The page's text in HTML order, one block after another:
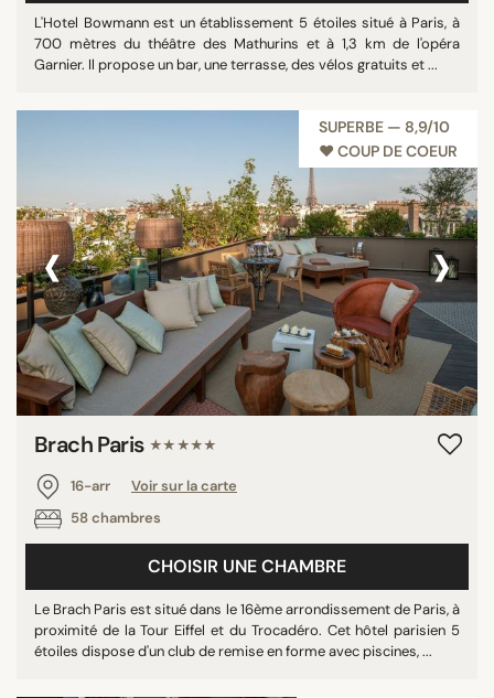
L'Hotel Bowmann est un établissement 5 étoiles situé à Paris, à
700 mètres du théâtre des Mathurins et à 1,3 km de l'opéra
Garnier. Il propose un bar, une terrasse, des vélos gratuits et ...
SUPERBE — 8,9/10
♥︎ COUP DE COEUR
‹ ›
Brach Paris ★★★★★
16-arr
Voir sur la carte
58 chambres
CHOISIR UNE CHAMBRE
Le Brach Paris est situé dans le 16ème arrondissement de Paris, à
proximité de la Tour Eiffel et du Trocadéro. Cet hôtel parisien 5
étoiles dispose d'un club de remise en forme avec piscines, ...